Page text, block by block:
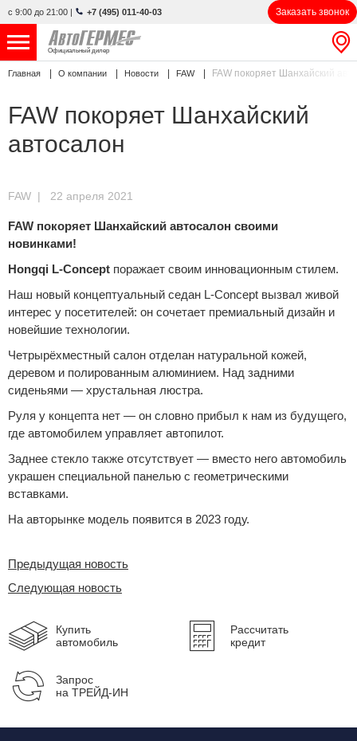
с 9:00 до 21:00 | +7 (495) 011-40-03 Заказать звонок
Официальный дилер
НОВЫЕ АВТОМОБИЛИ 4782 авто
С ПРОБЕГОМ 836 авто
СЕРВИС
УСЛУГИ
АКЦИИ
О КОМПАНИИ
Избранное
Сравнение
Личный кабинет
Главная О компании Новости FAW FAW покоряет Шанхайский
FAW покоряет Шанхайский
автосалон
FAW | 22 апреля 2021
FAW покоряет Шанхайский автосалон своими
новинками!
Hongqi L-Concept поражает своим инновационным стилем.
Наш новый концептуальный седан L-Concept вызвал живой
интерес у посетителей: он сочетает премиальный дизайн и
новейшие технологии.
Четрырёхместный салон отделан натуральной кожей,
деревом и полированным алюминием. Над задними
сиденьями — хрустальная люстра.
Руля у концепта нет — он словно прибыл к нам из будущего,
где автомобилем управляет автопилот.
Заднее стекло также отсутствует — вместо него автомобиль
украшен специальной панелью с геометрическими
вставками.
На авторынке модель появится в 2023 году.
Предыдущая новость
Следующая новость
Купить
автомобиль
Рассчитать
кредит
Запрос
на ТРЕЙД-ИН